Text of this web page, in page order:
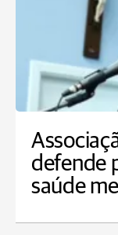
defende
saúde